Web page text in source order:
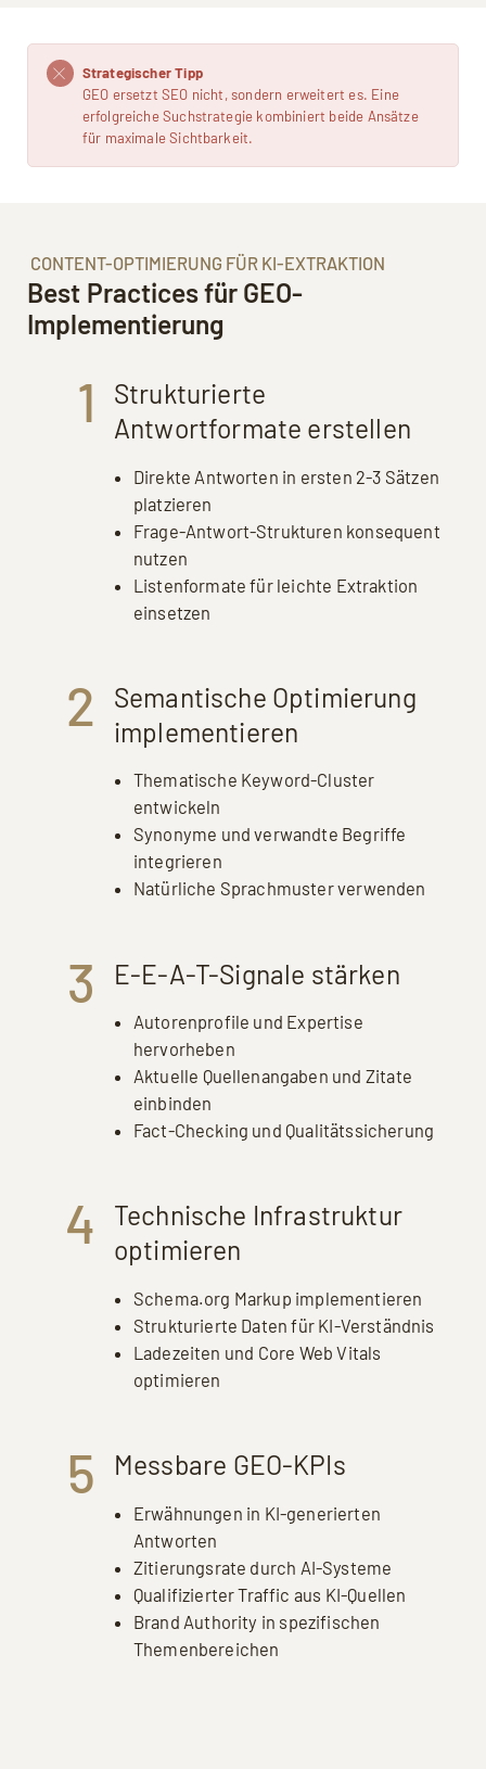
Strategischer Tipp
GEO ersetzt SEO nicht, sondern erweitert es. Eine
erfolgreiche Suchstrategie kombiniert beide Ansätze
für maximale Sichtbarkeit.
CONTENT-OPTIMIERUNG FÜR KI-EXTRAKTION
Best Practices für GEO-
Implementierung
1
Strukturierte
Antwortformate erstellen
Direkte Antworten in ersten 2-3 Sätzen
platzieren
Frage-Antwort-Strukturen konsequent
nutzen
Listenformate für leichte Extraktion
einsetzen
2
Semantische Optimierung
implementieren
Thematische Keyword-Cluster
entwickeln
Synonyme und verwandte Begriffe
integrieren
Natürliche Sprachmuster verwenden
3 E-E-A-T-Signale stärken
Autorenprofile und Expertise
hervorheben
Aktuelle Quellenangaben und Zitate
einbinden
Fact-Checking und Qualitätssicherung
4
Technische Infrastruktur
optimieren
Schema.org Markup implementieren
Strukturierte Daten für KI-Verständnis
Ladezeiten und Core Web Vitals
optimieren
5 Messbare GEO-KPIs
Erwähnungen in KI-generierten
Antworten
Zitierungsrate durch AI-Systeme
Qualifizierter Traffic aus KI-Quellen
Brand Authority in spezifischen
Themenbereichen